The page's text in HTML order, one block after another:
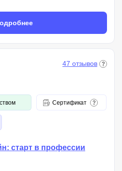
47 отзывов
Сертификат
старт в профессии